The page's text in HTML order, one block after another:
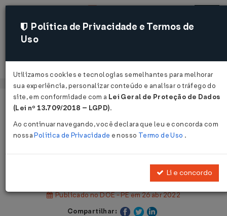
Acessar
Página Inicial
Legislações
Decreto Nº 52631 DE 25/04/2022
Publicado no DOE - PE em 26 abr 2022
Compartilhar:
Política de Privacidade e Termos de
Uso
Utilizamos cookies e tecnologias semelhantes para melhorar
sua experiência, personalizar conteúdo e analisar o tráfego do
site, em conformidade com a Lei Geral de Proteção de Dados
(Lei nº 13.709/2018 – LGPD).
Ao continuar navegando, você declara que leu e concorda com
nossaPolítica de Privacidade e nosso Termo de Uso .
Li e concordo